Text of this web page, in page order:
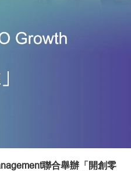
聯合舉辦「開創零